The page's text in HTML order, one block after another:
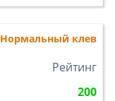
Нормальный клев
Рейтинг
200